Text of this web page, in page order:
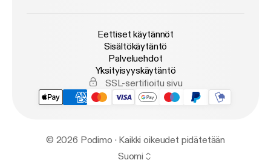
Eettiset käytännöt
Sisältökäytäntö
Palveluehdot
Yksityisyyskäytäntö
SSL-sertifioitu sivu
© 2026 Podimo · Kaikki oikeudet pidätetään
Suomi